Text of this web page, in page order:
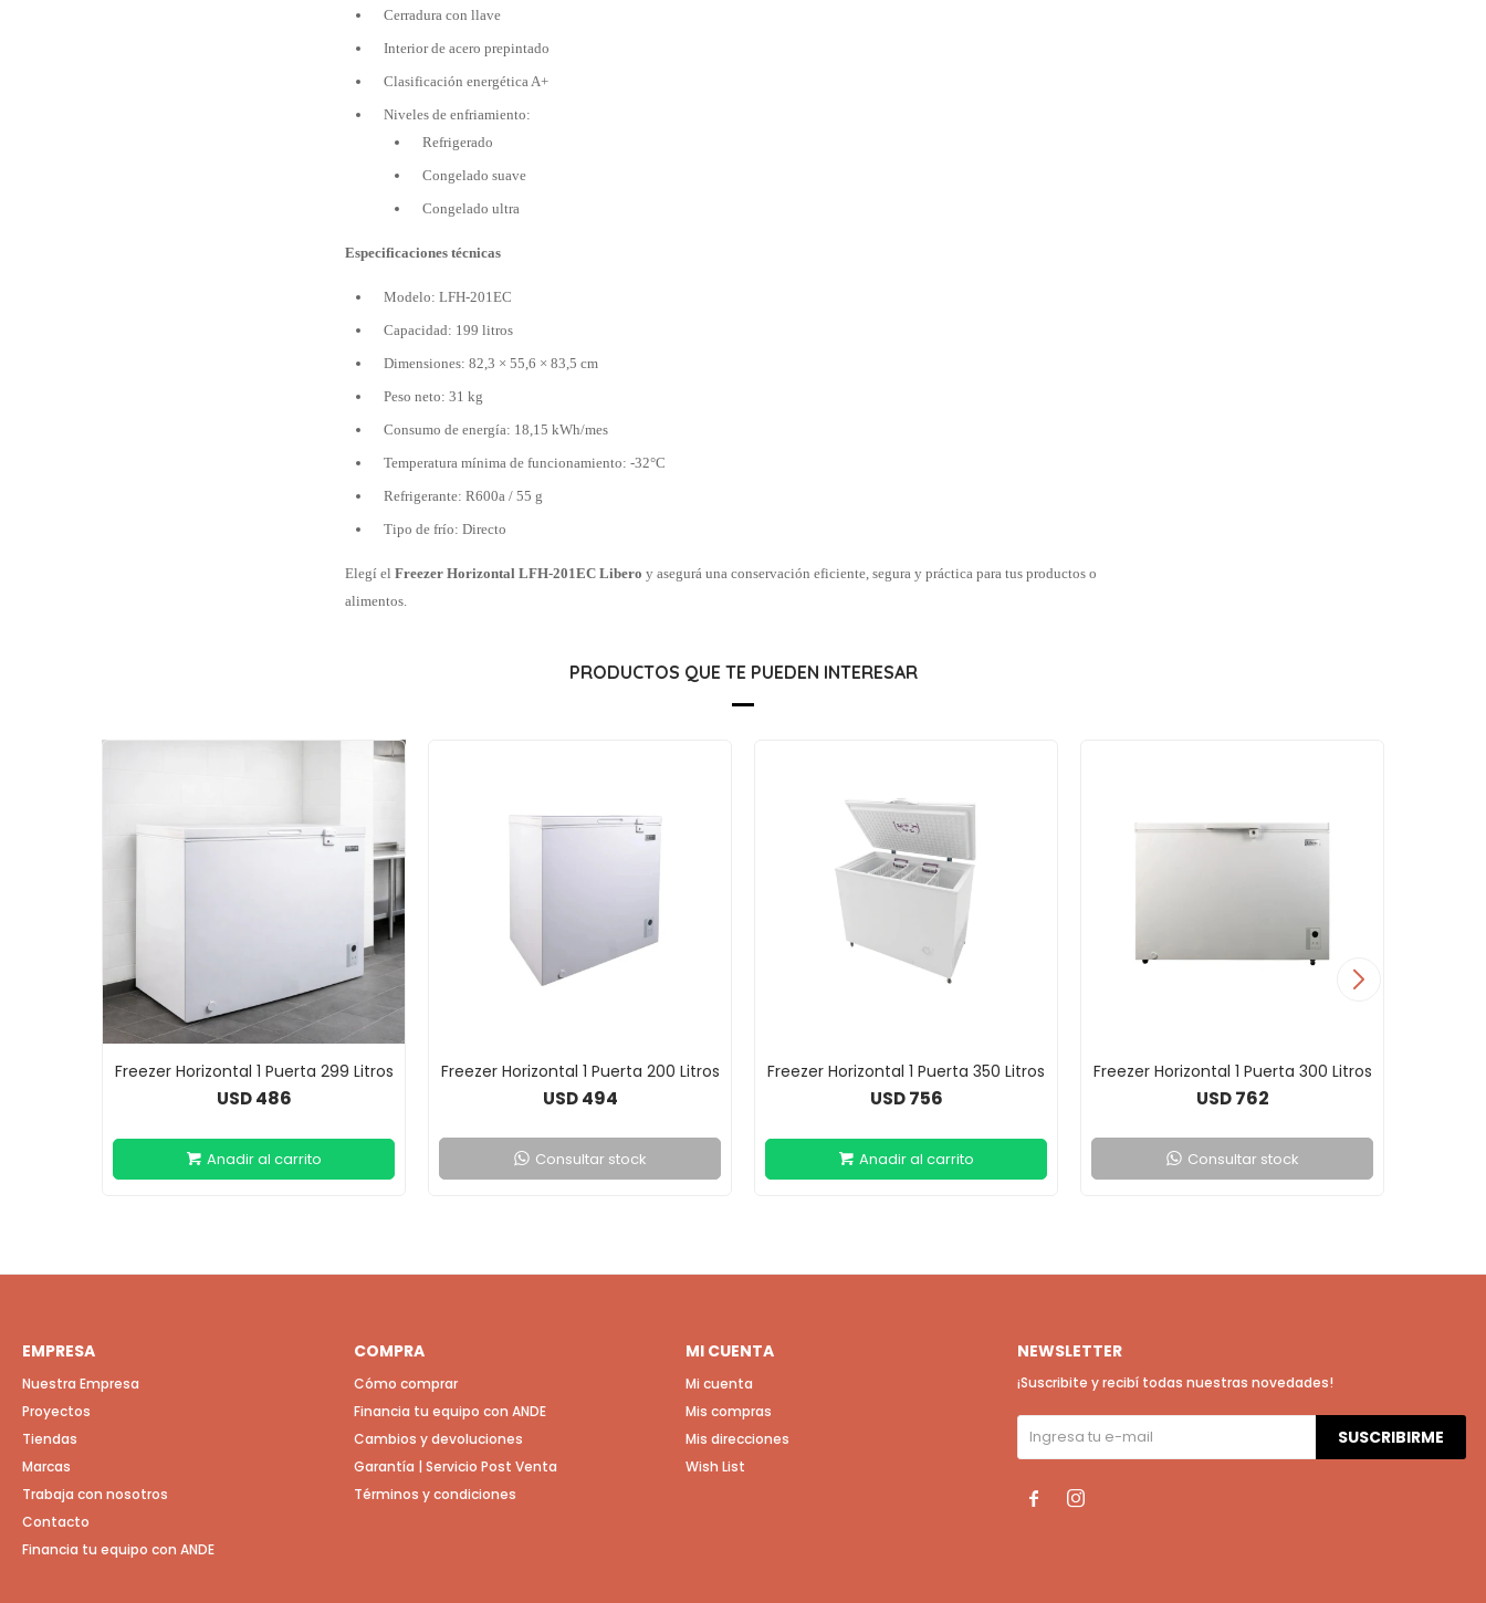
Cerradura con llave
Interior de acero prepintado
Clasificación energética A+
Niveles de enfriamiento:
Refrigerado
Congelado suave
Congelado ultra
Especificaciones técnicas
Modelo: LFH-201EC
Capacidad: 199 litros
Dimensiones: 82,3 × 55,6 × 83,5 cm
Peso neto: 31 kg
Consumo de energía: 18,15 kWh/mes
Temperatura mínima de funcionamiento: -32°C
Refrigerante: R600a / 55 g
Tipo de frío: Directo
Elegí el Freezer Horizontal LFH-201EC Libero y asegurá una conservación eficiente, segura y práctica para tus productos o
alimentos.
PRODUCTOS QUE TE PUEDEN INTERESAR
Freezer Horizontal 1 Puerta 299 Litros
USD 486
Freezer Horizontal 1 Puerta 200 Litros
USD 494
Consultar stock
Freezer Horizontal 1 Puerta 350 Litros
USD 756
Freezer Horizontal 1 Puerta 300 Litros
USD 762
Consultar stock
EMPRESA
Nuestra Empresa
Proyectos
Tiendas
Marcas
Trabaja con nosotros
Contacto
Financia tu equipo con ANDE
COMPRA
Cómo comprar
Financia tu equipo con ANDE
Cambios y devoluciones
Garantía | Servicio Post Venta
Términos y condiciones
MI CUENTA
Mi cuenta
Mis compras
Mis direcciones
Wish List
NEWSLETTER
¡Suscribite y recibí todas nuestras novedades!
SUSCRIBIRME
 